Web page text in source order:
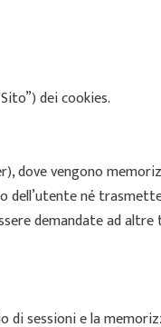
dei cookies.
dove vengono
dell’utente né
demandate ad
sessioni e la